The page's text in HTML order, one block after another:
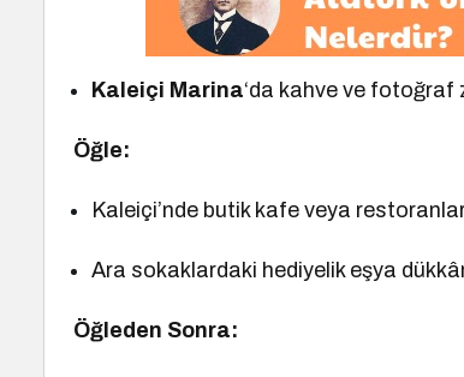
Kaleiçi Marina‘da kahve ve fotoğraf
Öğle:
Kaleiçi’nde butik kafe veya
Ara sokaklardaki hediyelik eşya
Öğleden Sonra: